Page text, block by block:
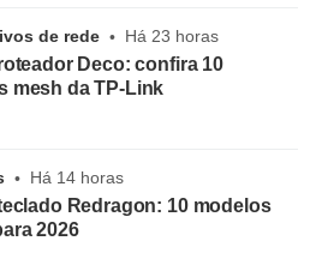
de rede Há 23 horas
Deco: confira 10
mesh da TP-Link
Há 14 horas
Redragon: 10 modelos
2026